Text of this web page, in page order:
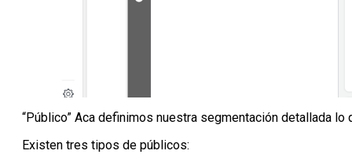
“Público” Aca definimos nuestra segmentación detallada
Existen tres tipos de públicos: